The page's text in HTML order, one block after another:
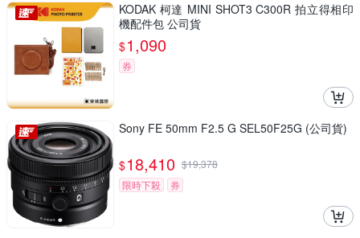
KODAK 柯達 MINI SHOT3 C300R 拍立得相印
機配件包 公司貨
$1,090
券
Sony FE 50mm F2.5 G SEL50F25G (公司貨)
$18,410 $19,378
限時下殺
券